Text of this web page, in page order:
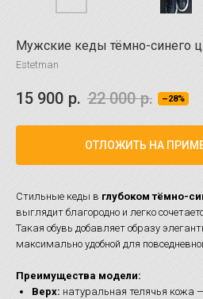
Мужские кеды тёмно-синего
Estetman
15 900 р. 22 000 р. –28%
ОТЛОЖИТЬ НА
Стильные кеды в глубоком тёмно-
выглядит благородно и легко
Такая обувь добавляет образу
максимально удобной для
Преимущества модели:
Верх: натуральная телячья кожа